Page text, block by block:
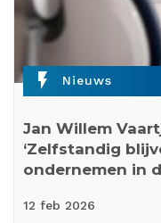
flash_on Nieuws
Jan Willem
‘Zelfstandig
ondernemen in
12 feb 2026